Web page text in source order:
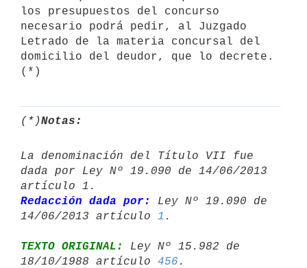
los presupuestos del concurso
necesario podrá pedir, al Juzgado
Letrado de la materia concursal del
domicilio del deudor, que lo decrete.
(*)
(*)Notas:
La denominación del Título VII fue
dada por Ley Nº 19.090 de 14/06/2013
Redacción dada por:
Ley Nº 19.090 de
14/06/2013 artículo 1
TEXTO ORIGINAL:
Ley Nº 15.982 de
18/10/1988 artículo 456